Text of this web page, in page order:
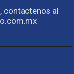
contactenos al